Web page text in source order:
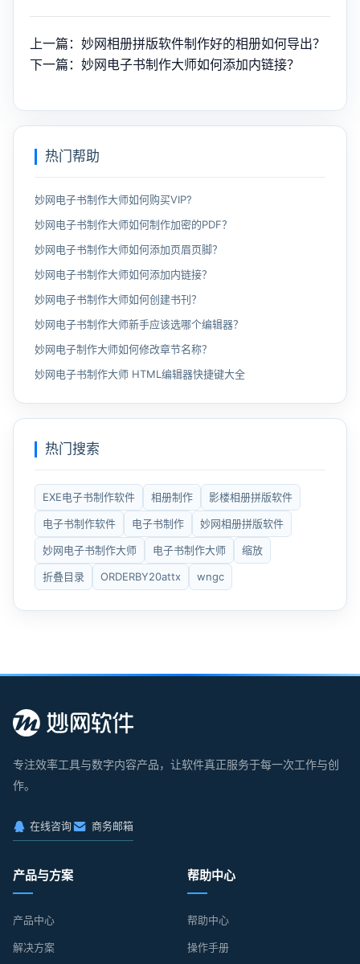
上一篇：妙网相册拼版软件制作好的相册如何导出？
下一篇：妙网电子书制作大师如何添加内链接？
热门帮助
妙网电子书制作大师如何购买VIP?
妙网电子书制作大师如何制作加密的PDF？
妙网电子书制作大师如何添加页眉页脚？
妙网电子书制作大师如何添加内链接？
妙网电子书制作大师如何创建书刊？
妙网电子书制作大师新手应该选哪个编辑器？
妙网电子制作大师如何修改章节名称？
妙网电子书制作大师 HTML编辑器快捷键大全
热门搜索
EXE电子书制作软件 相册制作 影楼相册拼版软件
电子书制作软件 电子书制作 妙网相册拼版软件
妙网电子书制作大师 电子书制作大师 缩放
折叠目录 ORDERBY20attx wngc
专注效率工具与数字内容产品，让软件真正服务于每一次工作与创
作。
在线咨询 商务邮箱
产品与方案
产品中心
解决方案
帮助中心
帮助中心
操作手册